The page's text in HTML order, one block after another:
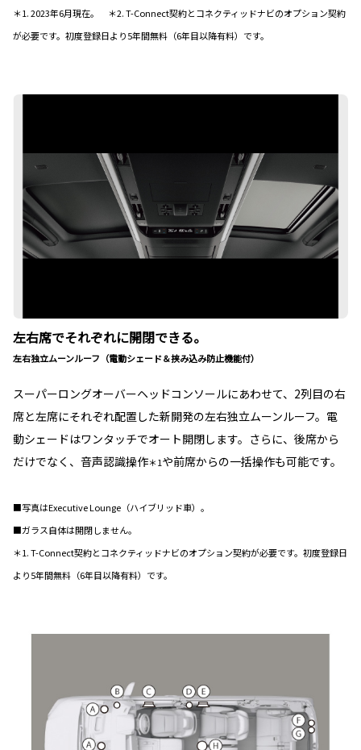
＊1. 2023年6月現在。 ＊2. T-Connect契約とコネクティッドナビのオプション契約
が必要です。初度登録日より5年間無料（6年目以降有料）です。
左右席でそれぞれに開閉できる。
左右独立ムーンルーフ（電動シェード＆挟み込み防止機能付）
スーパーロングオーバーヘッドコンソールにあわせて、2列目の右
席と左席にそれぞれ配置した新開発の左右独立ムーンルーフ。電
動シェードはワンタッチでオート開閉します。さらに、後席から
だけでなく、音声認識操作＊1や前席からの一括操作も可能です。
■写真はExecutive Lounge（ハイブリッド車）。
■ガラス自体は開閉しません。
＊1. T-Connect契約とコネクティッドナビのオプション契約が必要です。初度登録日
より5年間無料（6年目以降有料）です。